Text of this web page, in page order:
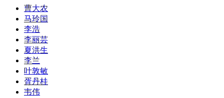
曹大农
马玲国
李浩
李丽芸
夏洪生
李兰
叶敦敏
胥丹桂
韦伟